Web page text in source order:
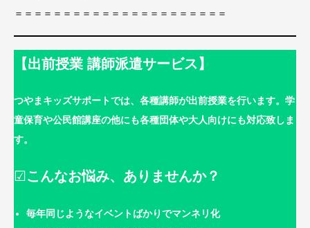
＝＝＝＝＝＝＝＝＝＝＝＝＝＝＝＝＝＝＝＝＝＝
【出前授業 講師派遣サービス】
つやまキッズサポートでは、各種講師が出前授業を行います。学
童保育や公民館講座の他にも各種団体や大人向けにも対応致しま
す。
☑こんなお悩み、ありませんか？
毎年同じようなイベントばかりでマンネリ化